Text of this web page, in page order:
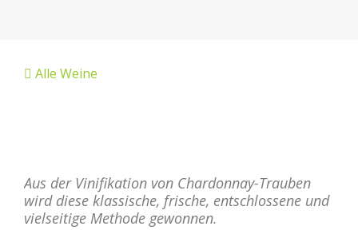
Alle Weine
Aus der Vinifikation von Chardonnay-Trauben
wird diese klassische, frische, entschlossene und
vielseitige Methode gewonnen.